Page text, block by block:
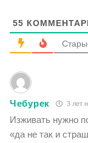
55
Чебурек 3 лет
Изживать нужно
«да не так и